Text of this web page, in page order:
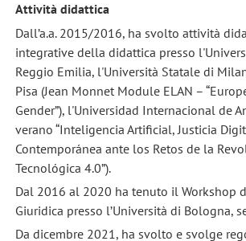
Attività didattica
Dall’a.a. 2015/2016, ha svolto attività
integrative della didattica presso
Reggio Emilia, l'Università Statale di
Pisa (Jean Monnet Module ELAN –
Gender”), l'Universidad Internacional de
verano “Inteligencia Artificial, Justicia
Contemporánea ante los Retos de la
Tecnológica 4.0”).
Dal 2016 al 2020 ha tenuto il Workshop
Giuridica presso l’Università di Bologna,
Da dicembre 2021, ha svolto e svolge